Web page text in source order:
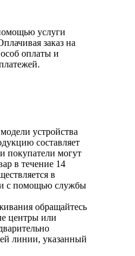
услуги
заказ на
оплаты и
устройства
составляет
покупатели могут
в течение 14
в
с помощью службы
обращайтесь
центры или
линии, указанный